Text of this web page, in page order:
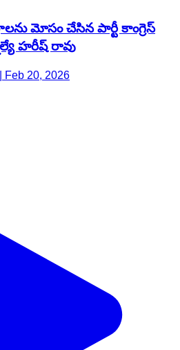
మోసం చేసిన పార్టీ కాంగ్రెస్
హరీష్ రావు
Feb 20, 2026